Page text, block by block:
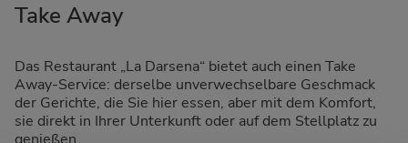
Take Away
Das Restaurant „La Darsena“ bietet auch einen Take
Away-Service: derselbe unverwechselbare Geschmack
der Gerichte, die Sie hier essen, aber mit dem Komfort,
sie direkt in Ihrer Unterkunft oder auf dem Stellplatz zu